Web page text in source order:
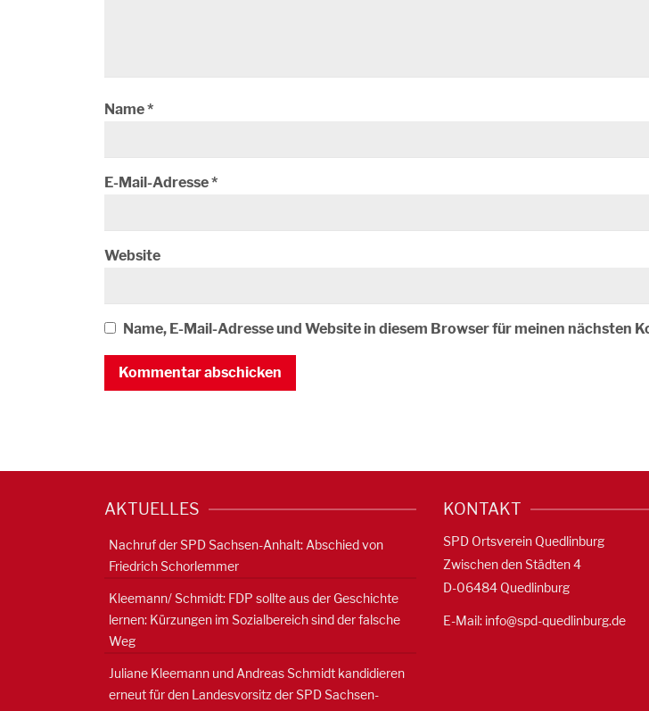
Name*
E-Mail-Adresse*
Website
Name, E-Mail-Adresse und Website in diesem Browser für meinen nächsten
AKTUELLES
Nachruf der SPD Sachsen-Anhalt: Abschied von
Friedrich Schorlemmer
Kleemann/ Schmidt: FDP sollte aus der Geschichte
lernen: Kürzungen im Sozialbereich sind der falsche
Weg
Juliane Kleemann und Andreas Schmidt kandidieren
erneut für den Landesvorsitz der SPD Sachsen-
KONTAKT
SPD Ortsverein Quedlinburg
Zwischen den Städten 4
D-06484 Quedlinburg
E-Mail: info@spd-quedlinburg.de